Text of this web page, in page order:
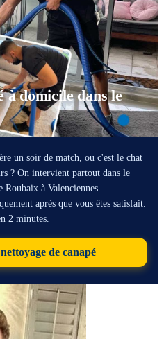
à domicile dans le
un soir de match, ou c'est le chat
? On intervient partout dans le
à Valenciennes —
après que vous êtes satisfait.
2 minutes.
de canapé